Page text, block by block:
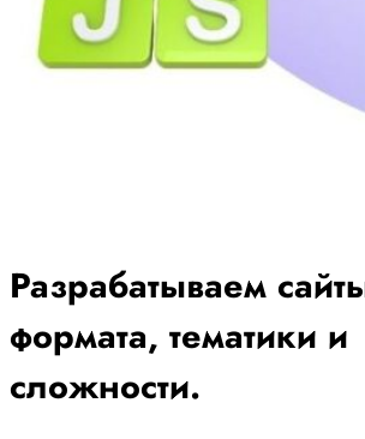
Разрабатываем
формата, тематики и
сложности.